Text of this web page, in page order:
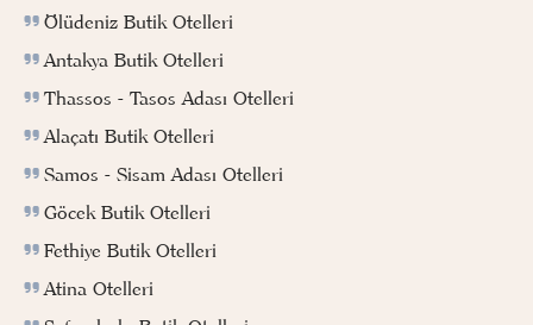
Ölüdeniz Butik Otelleri
Antakya Butik Otelleri
Thassos - Tasos Adası Otelleri
Alaçatı Butik Otelleri
Samos - Sisam Adası Otelleri
Göcek Butik Otelleri
Fethiye Butik Otelleri
Atina Otelleri